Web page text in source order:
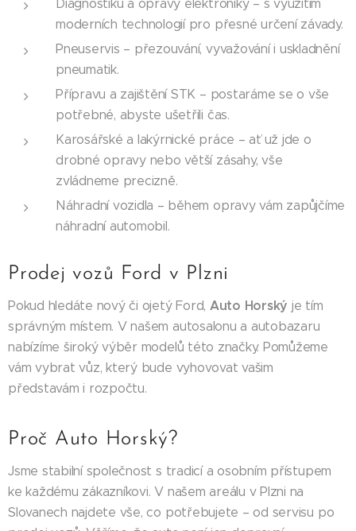
Diagnostiku a opravy elektroniky – s využitím
moderních technologií pro přesné určení závady.
Pneuservis – přezouvání, vyvažování i uskladnění
pneumatik.
Přípravu a zajištění STK – postaráme se o vše
potřebné, abyste ušetřili čas.
Karosářské a lakýrnické práce – ať už jde o
drobné opravy nebo větší zásahy, vše
zvládneme precizně.
Náhradní vozidla – během opravy vám zapůjčíme
náhradní automobil.
Prodej vozů Ford v Plzni
Pokud hledáte nový či ojetý Ford, Auto Horský je tím
správným místem. V našem autosalonu a autobazaru
nabízíme široký výběr modelů této značky. Pomůžeme
vám vybrat vůz, který bude vyhovovat vašim
představám i rozpočtu.
Proč Auto Horský?
Jsme stabilní společnost s tradicí a osobním přístupem
ke každému zákazníkovi. V našem areálu v Plzni na
Slovanech najdete vše, co potřebujete – od servisu po